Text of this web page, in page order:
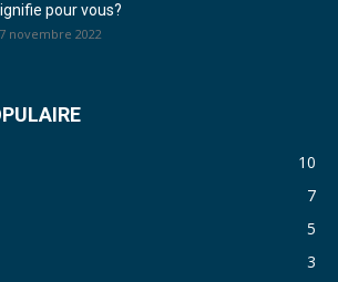
pour vous?
novembre 2022
10
7
5
3